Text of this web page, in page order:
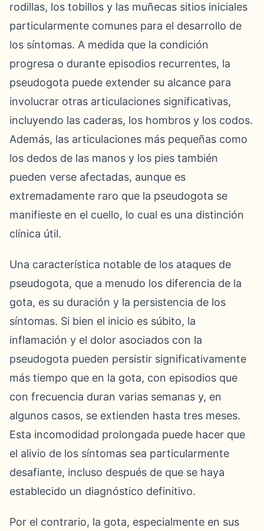
rodillas, los tobillos y las muñecas sitios iniciales
particularmente comunes para el desarrollo de
los síntomas. A medida que la condición
progresa o durante episodios recurrentes, la
pseudogota puede extender su alcance para
involucrar otras articulaciones significativas,
incluyendo las caderas, los hombros y los codos.
Además, las articulaciones más pequeñas como
los dedos de las manos y los pies también
pueden verse afectadas, aunque es
extremadamente raro que la pseudogota se
manifieste en el cuello, lo cual es una distinción
clínica útil.
Una característica notable de los ataques de
pseudogota, que a menudo los diferencia de la
gota, es su duración y la persistencia de los
síntomas. Si bien el inicio es súbito, la
inflamación y el dolor asociados con la
pseudogota pueden persistir significativamente
más tiempo que en la gota, con episodios que
con frecuencia duran varias semanas y, en
algunos casos, se extienden hasta tres meses.
Esta incomodidad prolongada puede hacer que
el alivio de los síntomas sea particularmente
desafiante, incluso después de que se haya
establecido un diagnóstico definitivo.
Por el contrario, la gota, especialmente en sus